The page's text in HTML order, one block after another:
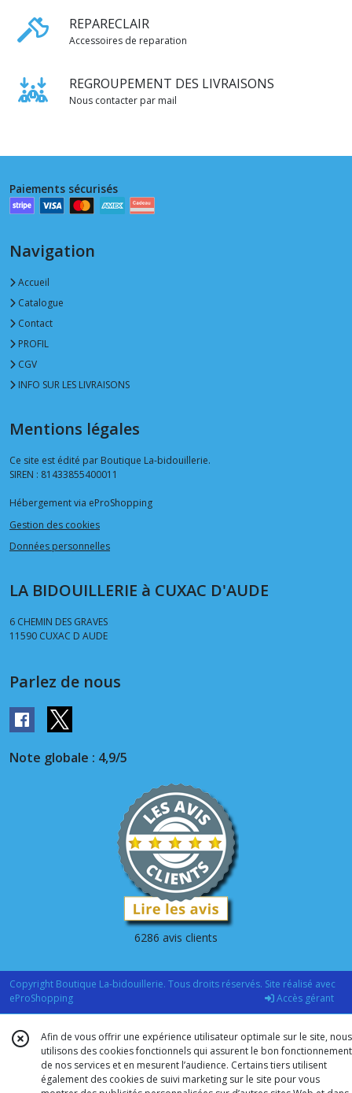
REPARECLAIR
Accessoires de reparation
REGROUPEMENT DES LIVRAISONS
Nous contacter par mail
Paiements sécurisés
Navigation
Accueil
Catalogue
Contact
PROFIL
CGV
INFO SUR LES LIVRAISONS
Mentions légales
Ce site est édité par Boutique La-bidouillerie.
SIREN : 81433855400011
Hébergement via eProShopping
Gestion des cookies
Données personnelles
LA BIDOUILLERIE à CUXAC D'AUDE
6 CHEMIN DES GRAVES
11590 CUXAC D AUDE
Parlez de nous
Note globale : 4,9/5
6286 avis clients
Copyright Boutique La-bidouillerie. Tous droits réservés. Site réalisé avec
eProShopping
Accès gérant
Afin de vous offrir une expérience utilisateur optimale sur le site, nous
utilisons des cookies fonctionnels qui assurent le bon fonctionnement
de nos services et en mesurent l’audience. Certains tiers utilisent
également des cookies de suivi marketing sur le site pour vous